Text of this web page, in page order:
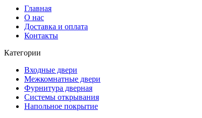
Главная
О нас
Доставка и оплата
Контакты
Категории
Входные двери
Межкомнатные двери
Фурнитура дверная
Системы открывания
Напольное покрытие